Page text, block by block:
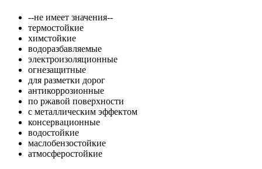
--не имеет значения--
термостойкие
химстойкие
водоразбавляемые
электроизоляционные
огнезащитные
для разметки дорог
антикоррозионные
по ржавой поверхности
с металлическим эффектом
консервационные
водостойкие
маслобензостойкие
атмосферостойкие